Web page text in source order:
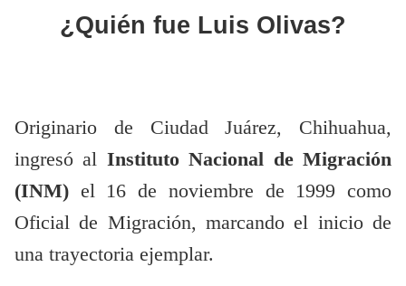
¿Quién fue Luis Olivas?
Originario de Ciudad Juárez, Chihuahua,
ingresó al Instituto Nacional de Migración
(INM) el 16 de noviembre de 1999 como
Oficial de Migración, marcando el inicio de
una trayectoria ejemplar.